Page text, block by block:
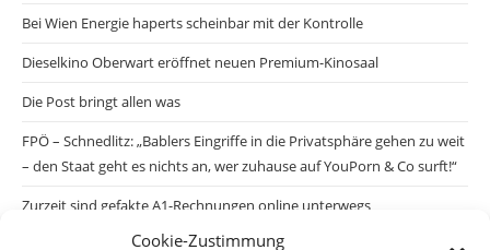
Cookie-Zustimmung
Bei Wien Energie haperts scheinbar mit der Kontrolle
Dieselkino Oberwart eröffnet neuen Premium-Kinosaal
Die Post bringt allen was
FPÖ – Schnedlitz: „Bablers Eingriffe in die Privatsphäre gehen zu weit
– den Staat geht es nichts an, wer zuhause auf YouPorn & Co surft!“
Zurzeit sind gefakte A1-Rechnungen online unterwegs
Salzburgs Juden und ihre Sicherheit: „Erst nach einem Anschlag wäre